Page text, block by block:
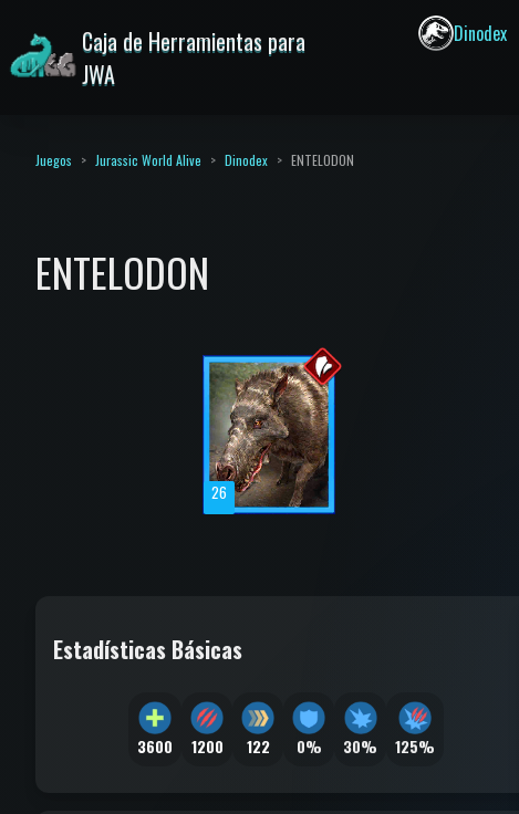
Caja de Herramientas para
JWA
Dinodex
Juegos Jurassic World Alive Dinodex ENTELODON
ENTELODON
26
Estadísticas Básicas
3600 1200 122 0% 30% 125%